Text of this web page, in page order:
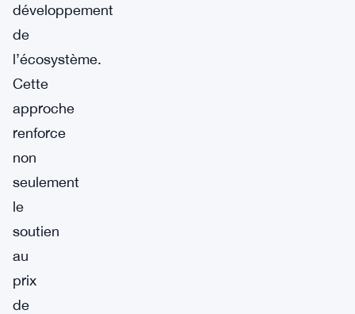
développement
de
l’écosystème.
Cette
approche
renforce
non
seulement
le
soutien
au
prix
de